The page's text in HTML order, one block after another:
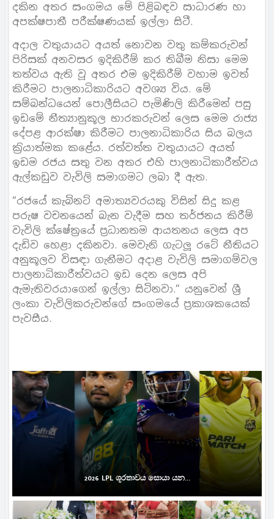
දකින අතර සංගමය මේ පිළිබඳව සාධාරණ හා
අපක්ෂපාතී පරීක්ෂණයක් ඉල්ලා සිටී.
අදාල වතුයායට අයත් නොවන වතු කම්කරුවන්
පිරිසක් අනවසර ඉදිකිරීම් කර තිබීම නිසා මෙම
තත්වය ඇති වූ අතර එම ඉදිකිරීම් වහාම ඉවත්
කිරීමට පාලනාධිකාරියට අවශ්‍ය විය. මේ
සම්බන්ධයෙන් පොලීසියට පැමිණිලි කිරීමෙන් පසු
ඉඩමේ නීත්‍යානුකූල භාරකරුවන් ලෙස මෙම රාජ්‍ය
දේපළ ආරක්ෂා කිරීමට පාලනාධිකාරිය සිය බලය
ක‍්‍රියාත්මක කළේය. රත්වත්ත වතුයායට අයත්
ඉඩම රජය සතු වන අතර එහි පාලනාධිකාරීත්වය
ඇල්කඩුව වැවිලි සමාගමට ලබා දී ඇත.
”රජයේ කැබිනට් අමාත්‍යවරයකු විසින් සිදු කළ
පරුෂ වචනයෙන් බැන වැදීම සහ තර්ජනය කිරීම්
වැවිලි ක්ෂේත‍්‍රයේ ප‍්‍රධානතම ආයතනය ලෙස අප
දැඩිව හෙළා දකිනවා. මෙවැනි ගැටලූ රටේ නීතියට
අනුකූලව විසඳා ගැනීමට අදාළ වැවිලි සමාගම්වල
පාලනාධිකාරීත්වයට ඉඩ දෙන ලෙස අපි
ඇමැතිවරයාගෙන් ඉල්ලා සිටිනවා.” යනුවෙන් ශ්‍රී
ලංකා වැවිලිකරුවන්ගේ සංගමයේ ප‍්‍රකාශකයෙක්
පැවසීය.
2026 LPL ශූරතාවය සොයා යන...